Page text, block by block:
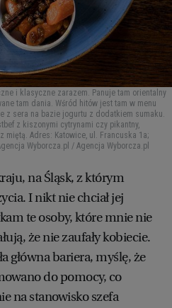
i klasyczne zarazem. Panuje tam orientalny
tam dania. Wśród hitów jest tam w menu
z sera na bazie jogurtu z dodatkiem sumaku.
z kiszonymi cytrynami czy pikantny,
miętą. Adres: Katowice, ul. Francuska 1a;
Wyborcza.pl / Agencja Wyborcza.pl
na Śląsk, z którym
I nikt nie chciał jej
te osoby, które mnie nie
że nie zaufały kobiecie.
główna bariera, myślę, że
do pomocy, co
na stanowisko szefa